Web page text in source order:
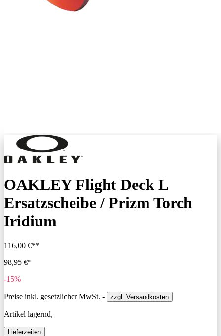
OAKLEY Flight Deck L
Ersatzscheibe / Prizm Torch
Iridium
116,00 €**
98,95 €*
-15%
Preise inkl. gesetzlicher MwSt. - zzgl. Versandkosten
Artikel lagernd,
Lieferzeiten